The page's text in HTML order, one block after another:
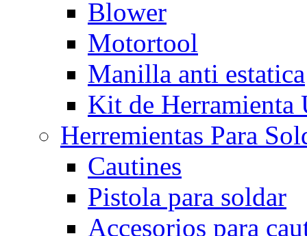
Blower
Motortool
Manilla anti estatica
Kit de Herramienta
Herremientas Para
Cautines
Pistola para soldar
Accesorios para